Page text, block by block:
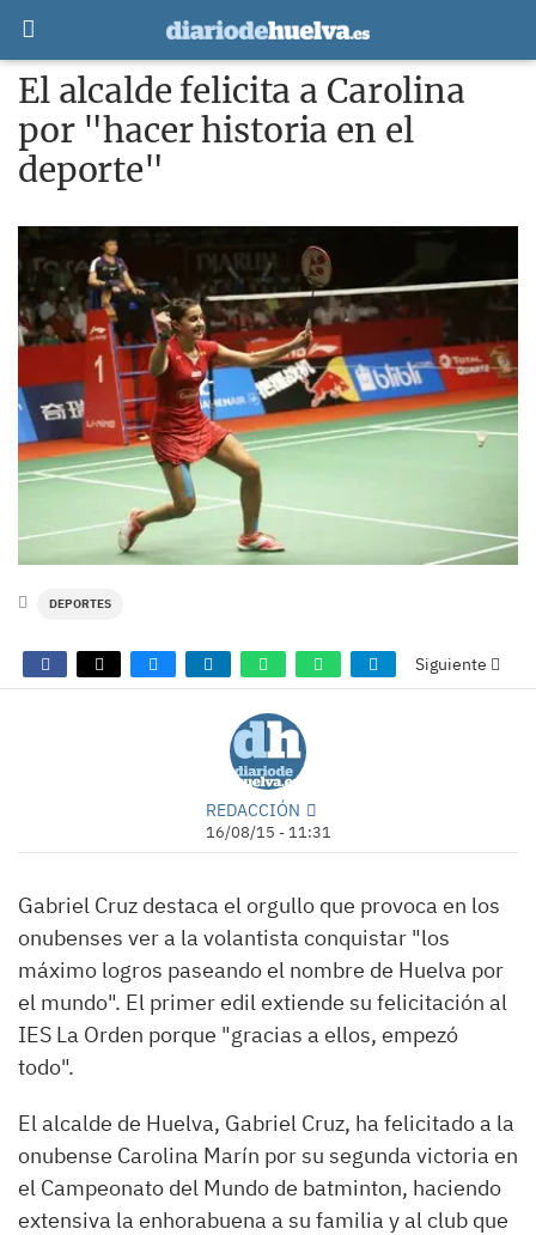
El alcalde felicita a Carolina
por "hacer historia en el
deporte"
DEPORTES
Siguiente
REDACCIÓN
16/08/15 - 11:31
Gabriel Cruz destaca el orgullo que provoca en los
onubenses ver a la volantista conquistar "los
máximo logros paseando el nombre de Huelva por
el mundo". El primer edil extiende su felicitación al
IES La Orden porque "gracias a ellos, empezó
todo".
El alcalde de Huelva, Gabriel Cruz, ha felicitado a la
onubense Carolina Marín por su segunda victoria en
el Campeonato del Mundo de batminton, haciendo
extensiva la enhorabuena a su familia y al club que